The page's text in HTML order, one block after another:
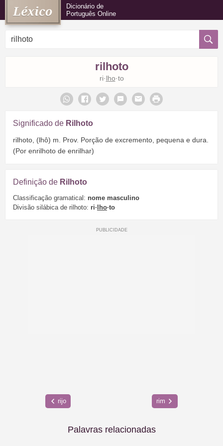
Dicionário de
Português Online
rilhoto
ri·lho·to
Significado de Rilhoto
rilhoto, (lhô) m. Prov. Porção de excremento, pequena e dura.
(Por enrilhoto de enrilhar)
Definição de Rilhoto
Classificação gramatical: nome masculino
Divisão silábica de rilhoto: ri·lho·to
rijo rim
Palavras relacionadas